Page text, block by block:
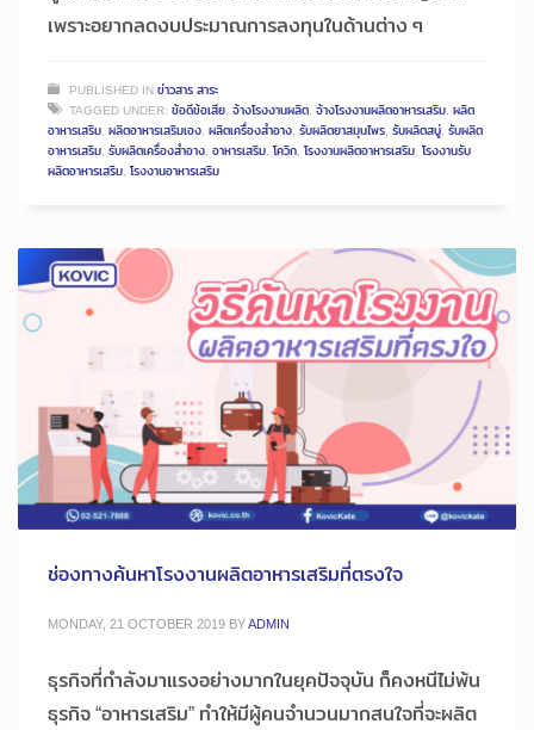
เพราะอยากลดงบประมาณการลงทุนในด้านต่าง ๆ
PUBLISHED INข่าวสาร สาระ
TAGGED UNDER: ข้อดีข้อเสีย, จ้างโรงงานผลิต, จ้างโรงงานผลิตอาหารเสริม, ผลิต
อาหารเสริม, ผลิตอาหารเสริมเอง, ผลิตเครื่องสำอาง, รับผลิตยาสมุนไพร, รับผลิตสบู่, รับผลิต
อาหารเสริม, รับผลิตเครื่องสำอาง, อาหารเสริม, โควิก, โรงงานผลิตอาหารเสริม, โรงงานรับ
ผลิตอาหารเสริม, โรงงานอาหารเสริม
ช่องทางค้นหาโรงงานผลิตอาหารเสริมที่ตรงใจ
MONDAY, 21 OCTOBER 2019 BYADMIN
ธุรกิจที่กำลังมาแรงอย่างมากในยุคปัจจุบัน ก็คงหนีไม่พ้น
ธุรกิจ “อาหารเสริม” ทำให้มีผู้คนจำนวนมากสนใจที่จะผลิต